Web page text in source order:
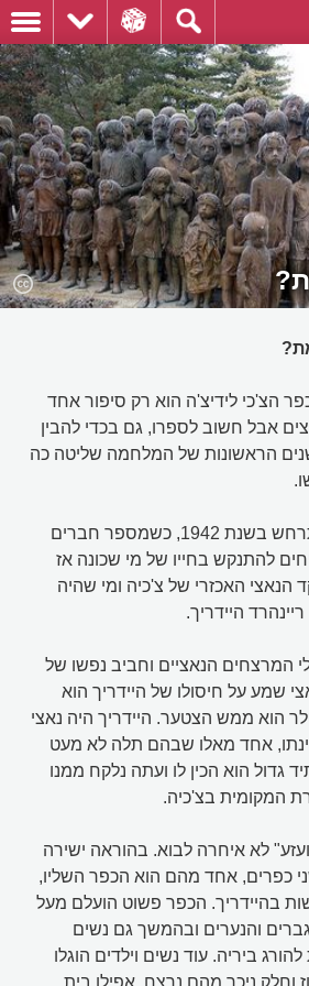
הצ'כי לידיצ'ה הוא רק סיפור אחד
אבל חשוב לספרו, גם בכדי להבין
הראשונות של המלחמה שליטה כה
הסיפור של לידיצ'ה מתרחש בשנת 1942, כשמספר חברים
להתנקש בחייו של מי שכונה אז
האכזרי של צ'כיה ומי שהיה
היידריך.
המרצחים הנאציים וחביב נפשו של
שמע על חיסולו של היידריך הוא
הוא ממש הצטער. היידריך היה נאצי
אחד מאלו שבהם תלה לא מעט
גדול הוא הכין לו ועתה נלקח ממנו
המקומית בצ'כיה.
לא איחרה לבוא. בהוראה ישירה
כפרים, אחד מהם הוא הכפר השליו,
בהיידריך. הכפר פשוט הועלם מעל
והנערים ובהמשך גם נשים
ביריה. עוד נשים וילדים הוגלו
וחלק ניכר מהם נרצח. אפילו בית